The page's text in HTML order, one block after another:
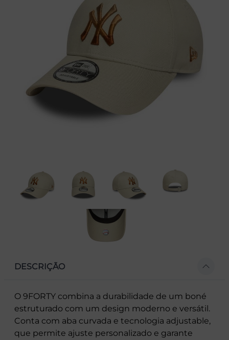
DESCRIÇÃO
O 9FORTY combina a durabilidade de um boné
estruturado com um design moderno e versátil.
Conta com aba curvada e tecnologia adjustable,
que permite ajuste personalizado e garante